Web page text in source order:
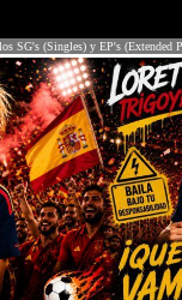
SG's (Singles) y EP's (Extended